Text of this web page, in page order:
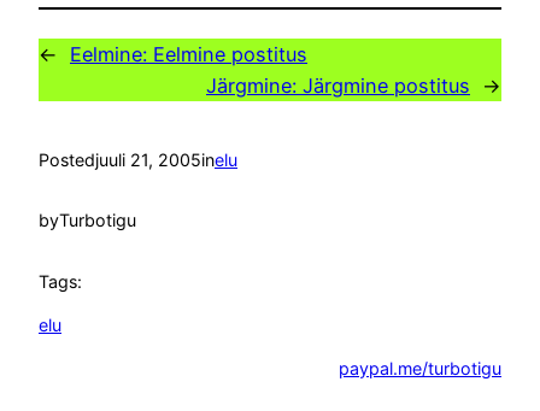
← Eelmine: Eelmine postitus
Järgmine: Järgmine postitus →
Postedjuuli 21, 2005inelu
byTurbotigu
Tags:
elu
paypal.me/turbotigu